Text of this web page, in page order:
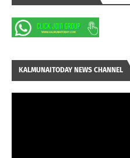
KALMUNAITODAY NEWS CHANNEL